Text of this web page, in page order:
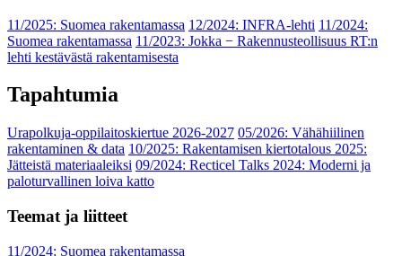
11/2025: Suomea rakentamassa 12/2024: INFRA-lehti 11/2024:
Suomea rakentamassa 11/2023: Jokka − Rakennusteollisuus RT:n
lehti kestävästä rakentamisesta
Tapahtumia
Urapolkuja-oppilaitoskiertue 2026-2027 05/2026: Vähähiilinen
rakentaminen & data 10/2025: Rakentamisen kiertotalous 2025:
Jätteistä materiaaleiksi 09/2024: Recticel Talks 2024: Moderni ja
paloturvallinen loiva katto
Teemat ja liitteet
11/2024: Suomea rakentamassa